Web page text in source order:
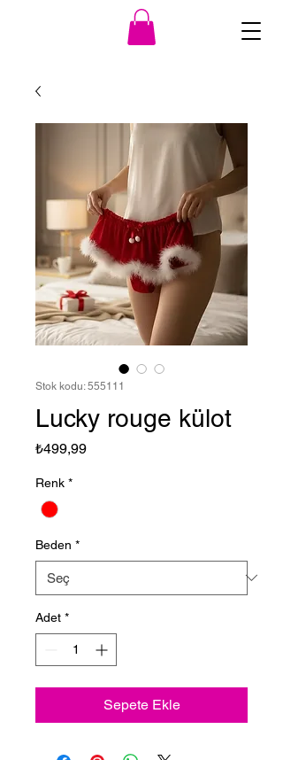
Stok kodu: 555111
Lucky rouge külot
₺499,99Fiyat
Renk *
Beden *
Adet *
Sepete Ekle